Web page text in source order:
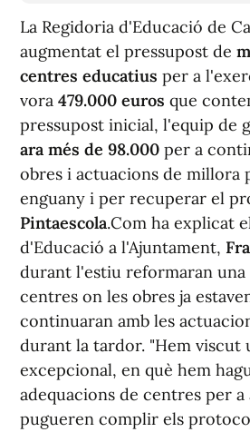
La Regidoria d'Educació de
augmentat el pressupost de
centres educatius per a
vora 479.000 euros que
pressupost inicial, l'equip de
ara més de 98.000 per a
obres i actuacions de millora
enguany i per recuperar el
Pintaescola.Com ha explicat
d'Educació a l'Ajuntament,
durant l'estiu reformaran una
centres on les obres ja
continuaran amb les
durant la tardor. "Hem viscut
excepcional, en què hem
adequacions de centres per a
pugueren complir els